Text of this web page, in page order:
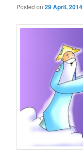
Posted on29 April, 2014